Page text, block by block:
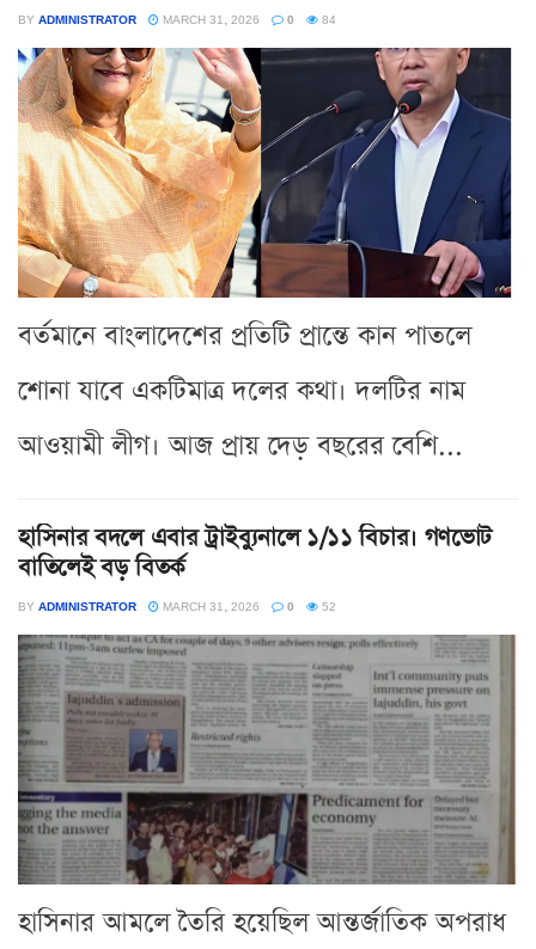
BY ADMINISTRATOR MARCH 31, 2026 0 84
বর্তমানে বাংলাদেশের প্রতিটি প্রান্তে কান পাতলে
শোনা যাবে একটিমাত্র দলের কথা। দলটির নাম
আওয়ামী লীগ। আজ প্রায় দেড় বছরের বেশি...
হাসিনার বদলে এবার ট্রাইব্যুনালে ১/১১ বিচার। গণভোট
বাতিলেই বড় বিতর্ক
BY ADMINISTRATOR MARCH 31, 2026 0 52
হাসিনার আমলে তৈরি হয়েছিল আন্তর্জাতিক অপরাধ